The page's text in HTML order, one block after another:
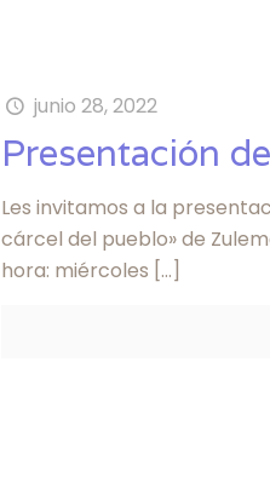
junio 28, 2022
Presentación
Les invitamos a la
cárcel del pueblo» de
hora: miércoles […]